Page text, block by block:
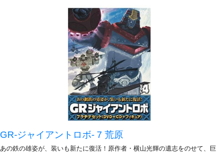
GR-ジャイアントロボ- 7 荒原
あの鉄の雄姿が、装いも新たに復活！原作者・横山光輝の遺志をのせて、巨